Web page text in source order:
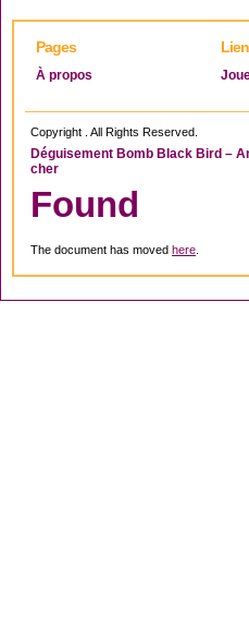
Pages
À propos
Copyright . All Rights Reserved.
Déguisement Bomb Black Bird –
cher
Found
The document has moved here